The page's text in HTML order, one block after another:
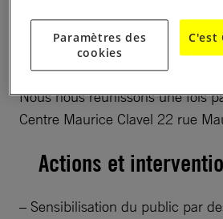
de sensibiliser et de relayer
régional les actions d’Amnesty
Nous nous réunissons une fois
Centre Maurice Clavel 22 rue
Actions et
– Sensibilisation du public par
Paramètres des
cookies
C'est